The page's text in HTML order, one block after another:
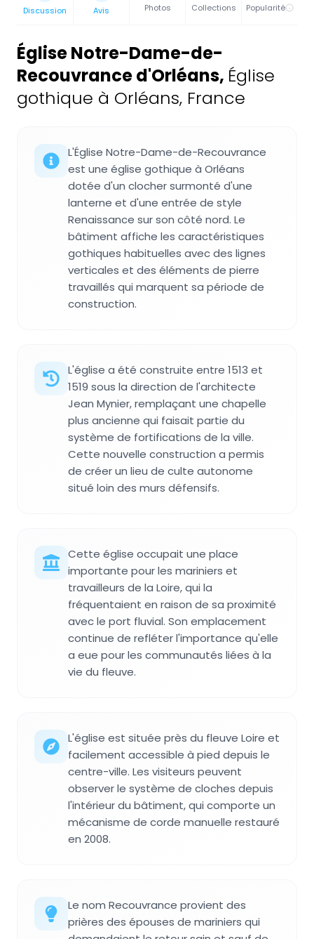
Discussion Avis Photos Collections Popularité
Église Notre-Dame-de-
Recouvrance d'Orléans, Église
gothique à Orléans, France
L'Église Notre-Dame-de-Recouvrance
est une église gothique à Orléans
dotée d'un clocher surmonté d'une
lanterne et d'une entrée de style
Renaissance sur son côté nord. Le
bâtiment affiche les caractéristiques
gothiques habituelles avec des lignes
verticales et des éléments de pierre
travaillés qui marquent sa période de
construction.
L'église a été construite entre 1513 et
1519 sous la direction de l'architecte
Jean Mynier, remplaçant une chapelle
plus ancienne qui faisait partie du
système de fortifications de la ville.
Cette nouvelle construction a permis
de créer un lieu de culte autonome
situé loin des murs défensifs.
Cette église occupait une place
importante pour les mariniers et
travailleurs de la Loire, qui la
fréquentaient en raison de sa proximité
avec le port fluvial. Son emplacement
continue de refléter l'importance qu'elle
a eue pour les communautés liées à la
vie du fleuve.
L'église est située près du fleuve Loire et
facilement accessible à pied depuis le
centre-ville. Les visiteurs peuvent
observer le système de cloches depuis
l'intérieur du bâtiment, qui comporte un
mécanisme de corde manuelle restauré
en 2008.
Le nom Recouvrance provient des
prières des épouses de mariniers qui